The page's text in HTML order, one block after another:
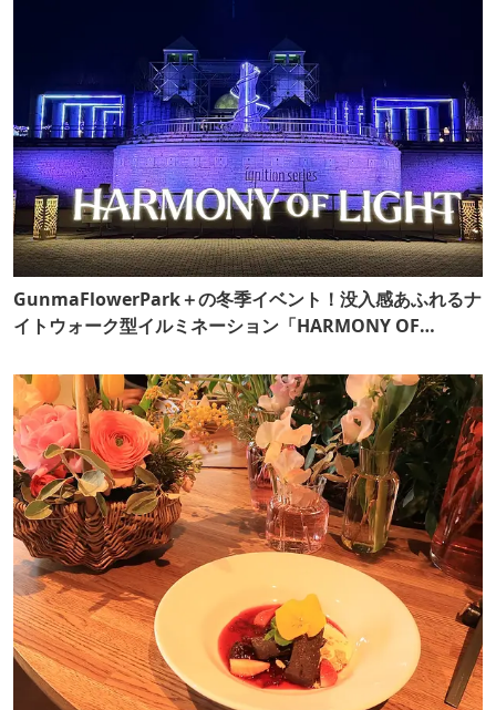
GunmaFlowerPark＋の冬季イベント！没入感あふれるナ
イトウォーク型イルミネーション「HARMONY OF
（ぐん記者）】